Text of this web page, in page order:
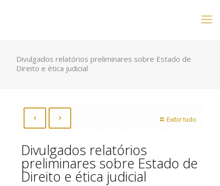
Divulgados relatórios preliminares sobre Estado de
Direito e ética judicial
Exibir tudo
Divulgados relatórios
preliminares sobre Estado de
Direito e ética judicial